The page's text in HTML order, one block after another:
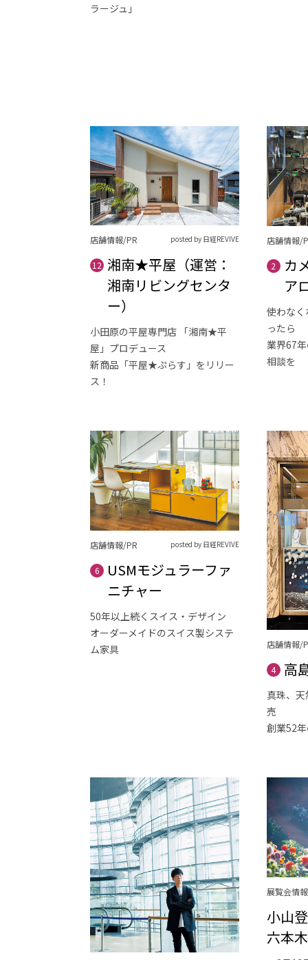
ラージュ」
店舗情報/PR posted by 日経REVIVE
12 湘南★平屋（運営：
湘南リビングセンタ
ー）
小田原の平屋専門店 「湘南★平
屋」プロデュース
新商品「平屋★ぷらす」をリリー
ス！
店舗情報/
2
カ
ア
使わな
ったら
業界67
相談を
店舗情報/PR posted by 日経REVIVE
6
USMモジュラーファ
ニチャー
50年以上続くスイス・デザイン
オーダーメイドのスイス製システ
ム家具
店舗情報/
4 高
真珠、
売
創業52
展覧会情報
小山
六本木